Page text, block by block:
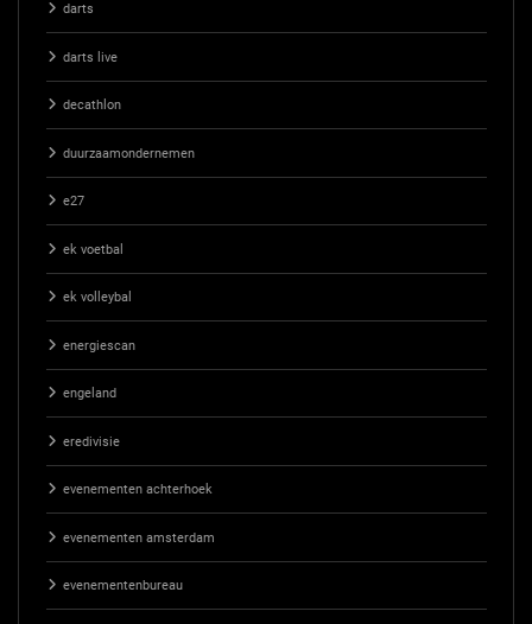
darts
darts live
decathlon
duurzaamondernemen
e27
ek voetbal
ek volleybal
energiescan
engeland
eredivisie
evenementen achterhoek
evenementen amsterdam
evenementenbureau